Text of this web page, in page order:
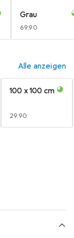
Grau
EUR
69,90
Alle anzeigen
100 x 100 cm
EUR
29,90